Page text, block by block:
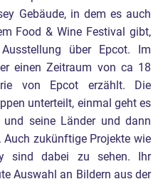
Gebäude, in dem es auch
Food & Wine Festival gibt,
über Epcot. Im
einen Zeitraum von ca 18
von Epcot erzählt. Die
unterteilt, einmal geht es
seine Länder und dann
zukünftige Projekte wie
sind dabei zu sehen. Ihr
Auswahl an Bildern aus der